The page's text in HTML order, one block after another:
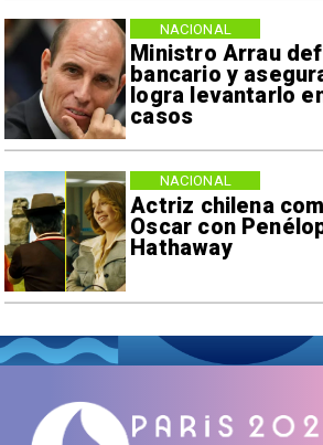
Ministro Arrau
bancario y
logra levantarlo
casos
NACIONAL
Actriz chilena
Oscar con
Hathaway
NACIONAL